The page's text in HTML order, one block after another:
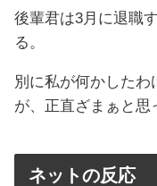
後輩君は3月に退職
る。
別に私が何かした
が、正直ざまぁと思
ネットの反応